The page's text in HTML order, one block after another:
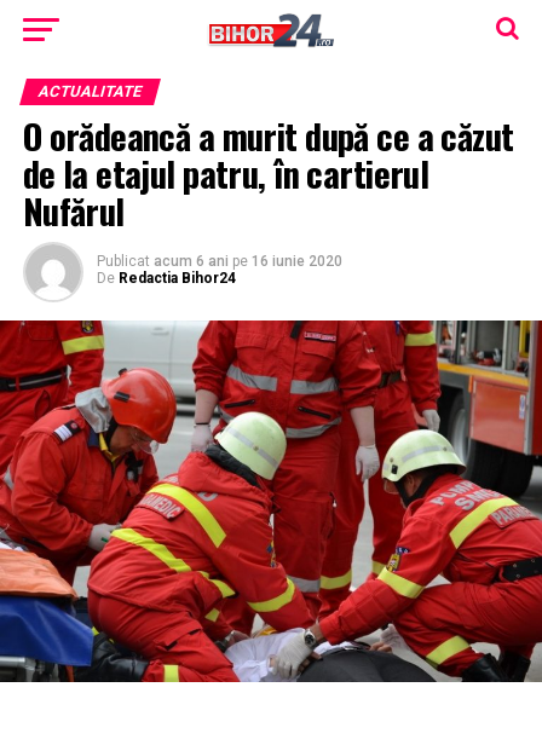
ACTUALITATE
O orădeancă a murit după ce a căzut
de la etajul patru, în cartierul
Nufărul
Publicat acum 6 ani pe 16 iunie 2020
De Redactia Bihor24